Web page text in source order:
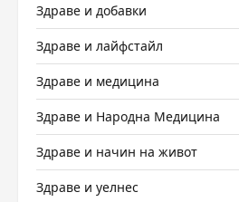
Здраве и добавки
Здраве и лайфстайл
Здраве и медицина
Здраве и Народна Медицина
Здраве и начин на живот
Здраве и уелнес